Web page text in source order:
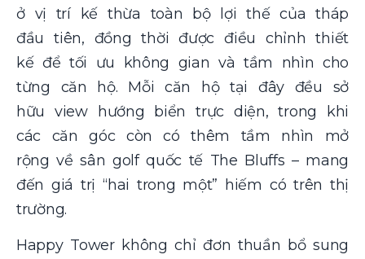
ở vị trí kế thừa toàn bộ lợi thế của tháp
đầu tiên, đồng thời được điều chỉnh thiết
kế để tối ưu không gian và tầm nhìn cho
từng căn hộ. Mỗi căn hộ tại đây đều sở
hữu view hướng biển trực diện, trong khi
các căn góc còn có thêm tầm nhìn mở
rộng về sân golf quốc tế The Bluffs – mang
đến giá trị “hai trong một” hiếm có trên thị
trường.
Happy Tower không chỉ đơn thuần bổ sung